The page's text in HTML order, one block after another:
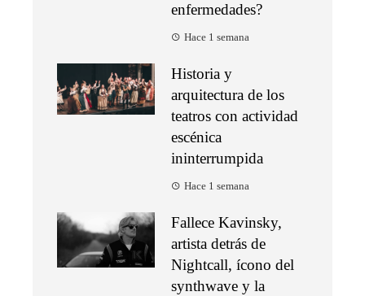
enfermedades?
Hace 1 semana
Historia y
arquitectura de los
teatros con actividad
escénica
ininterrumpida
Hace 1 semana
Fallece Kavinsky,
artista detrás de
Nightcall, ícono del
synthwave y la